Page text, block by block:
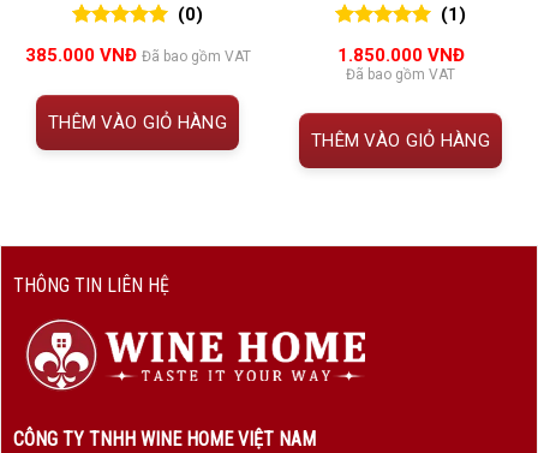
đánh giá
(0)
385.000 VNĐ Đã bao gồm VAT
THÊM VÀO GIỎ HÀNG
đánh giá
(1)
1.850.000 VNĐ
Đã bao gồm VAT
THÊM VÀO GIỎ HÀNG
THÔNG TIN LIÊN HỆ
CÔNG TY TNHH WINE HOME VIỆT NAM